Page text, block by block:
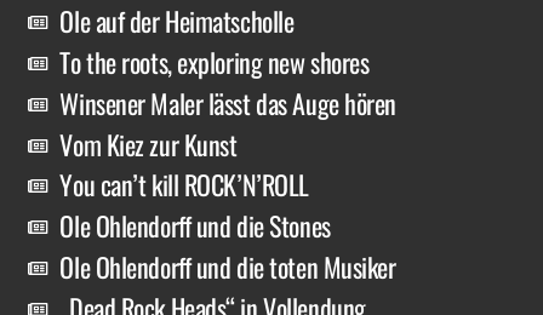
Ole auf der Heimatscholle
To the roots, exploring new shores
Winsener Maler lässt das Auge hören
Vom Kiez zur Kunst
You can’t kill ROCK’N’ROLL
Ole Ohlendorff und die Stones
Ole Ohlendorff und die toten Musiker